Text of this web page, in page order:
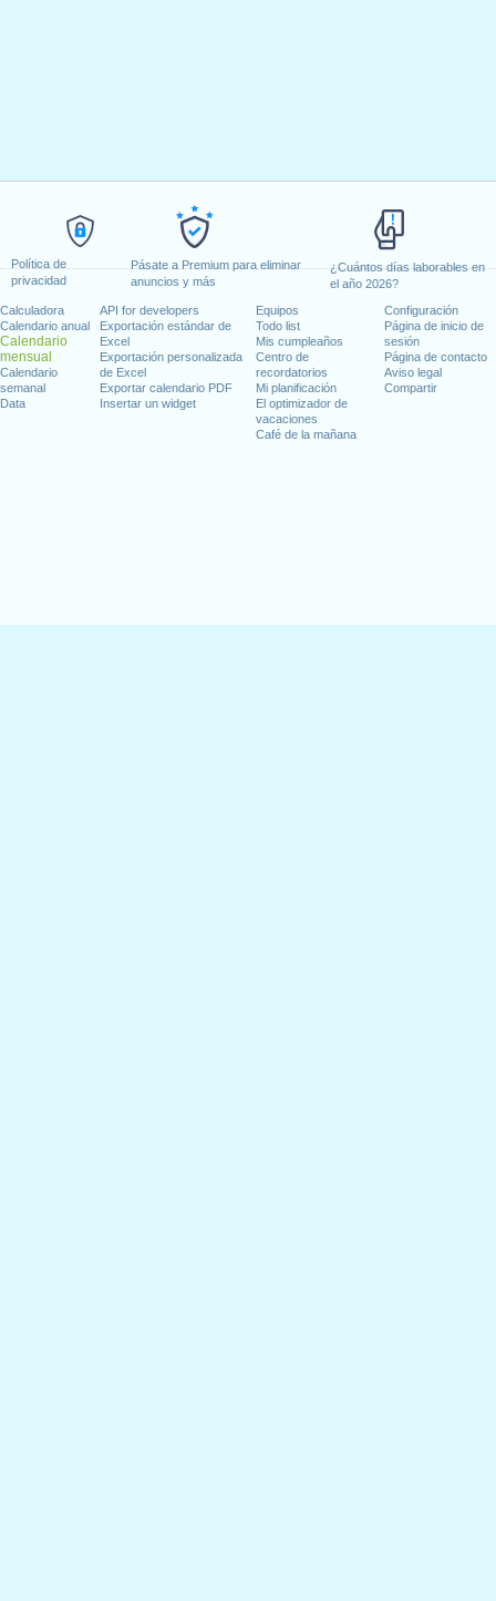
Política de
privacidad
Pásate a Premium para eliminar
anuncios y más
¿Cuántos días laborables en
el año 2026?
Calculadora
Calendario anual
Calendario
mensual
Calendario
semanal
Data
API for developers
Exportación estándar de
Excel
Exportación personalizada
de Excel
Exportar calendario PDF
Insertar un widget
Equipos
Todo list
Mis cumpleaños
Centro de
recordatorios
Mi planificación
El optimizador de
vacaciones
Café de la mañana
Configuración
Página de inicio de
sesión
Página de contacto
Aviso legal
Compartir